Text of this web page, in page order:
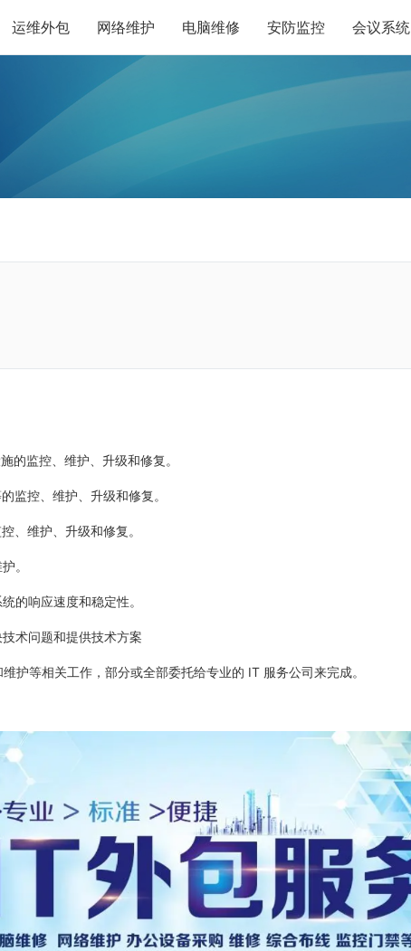
运维外包 网络维护 电脑维修 安防监控 会议系统
的监控、维护、升级和修复。
监控、维护、升级和修复。
、维护、升级和修复。
。
的响应速度和稳定性。
术问题和提供技术方案
护等相关工作，部分或全部委托给专业的 IT 服务公司来完成。